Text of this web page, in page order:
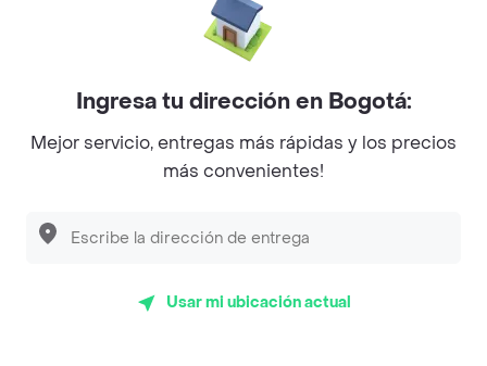
Sobre Rappi
Facebook
Twitter
Instagram
©2026Rappi Inc. All rights reserved.
Ingresa tu dirección en Bogotá:
Mejor servicio, entregas más rápidas y los precios
más convenientes!
Usar mi ubicación actual